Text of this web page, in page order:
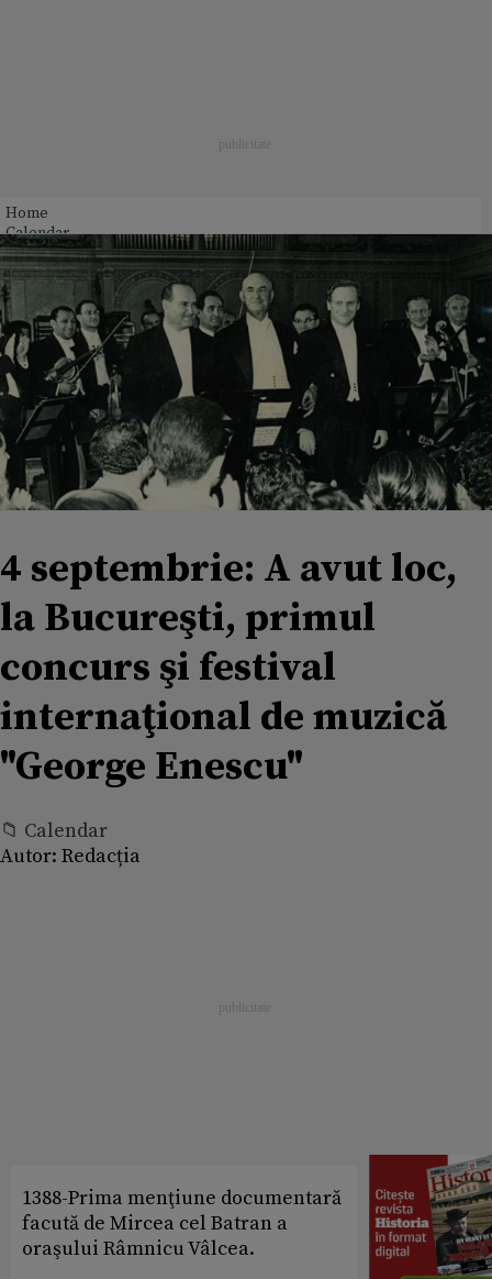
Home
Calendar
4 septembrie: A avut loc,
la Bucureşti, primul
concurs şi festival
internaţional de muzică
"George Enescu"
📁 Calendar
Autor: Redacția
1388-Prima menţiune documentară
facută de Mircea cel Batran a
oraşului Râmnicu Vâlcea.